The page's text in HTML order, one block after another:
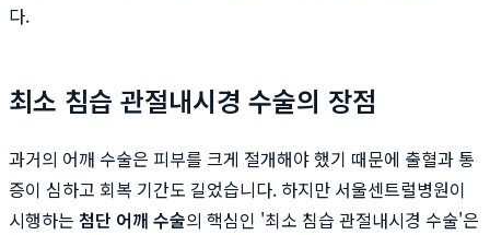
다.
최소 침습 관절내시경 수술의 장점
과거의 어깨 수술은 피부를 크게 절개해야 했기 때문에 출혈과 통
증이 심하고 회복 기간도 길었습니다. 하지만 서울센트럴병원이
시행하는 첨단 어깨 수술의 핵심인 '최소 침습 관절내시경 수술'은